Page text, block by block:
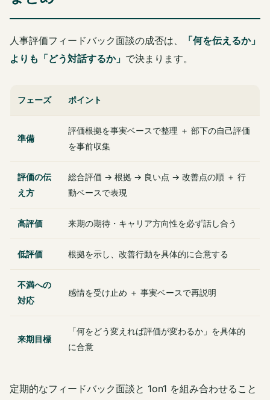
人事評価フィードバック面談の成否は、
「何を伝えるか」
よりも「どう対話するか」 で決まります。
フェーズ ポイント
準備
評価根拠を事実ベースで整理 ＋ 部下の自己評価
を事前収集
評価の伝
え方
総合評価 → 根拠 → 良い点 → 改善点の順 ＋ 行
動ベースで表現
高評価 来期の期待・キャリア方向性を必ず話し合う
低評価 根拠を示し、改善行動を具体的に合意する
不満への
対応
感情を受け止め ＋ 事実ベースで再説明
来期目標
「何をどう変えれば評価が変わるか」を具体的
に合意
定期的なフィードバック面談と 1on1 を組み合わせること